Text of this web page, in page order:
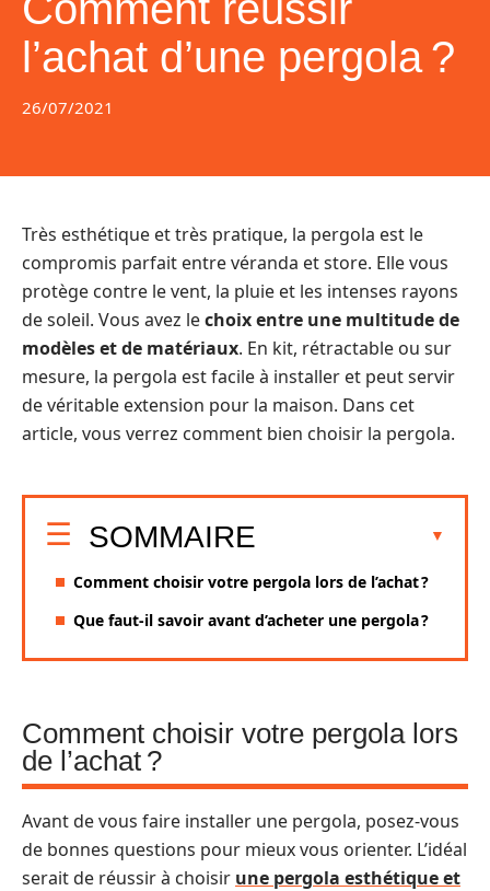
l’achat d’une pergola ?
26/07/2021
Très esthétique et très pratique, la pergola est le
compromis parfait entre véranda et store. Elle vous
protège contre le vent, la pluie et les intenses rayons
de soleil. Vous avez lechoix entre une multitude de
modèles et de matériaux. En kit, rétractable ou sur
mesure, la pergola est facile à installer et peut servir
de véritable extension pour la maison. Dans cet
article, vous verrez comment bien choisir la pergola.
SOMMAIRE
Comment choisir votre pergola lors de l’achat ?
Que faut-il savoir avant d’acheter une pergola ?
Comment choisir votre pergola lors
de l’achat ?
Avant de vous faire installer une pergola, posez-vous
de bonnes questions pour mieux vous orienter. L’idéal
serait de réussir à choisir une pergola esthétique et